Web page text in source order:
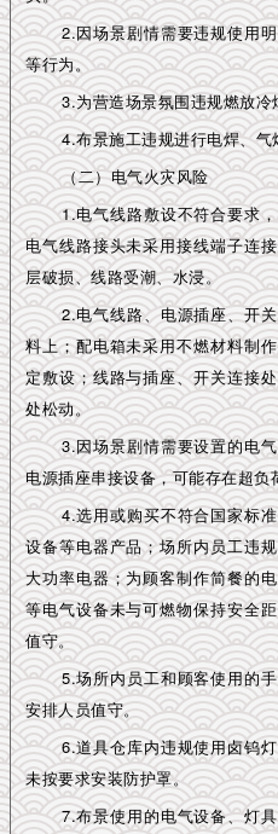
2.因场景剧情需要违规使用
等行为。
3.为营造场景氛围违规燃放
4.布景施工违规进行电焊、
（二）电气火灾风险
1.电气线路敷设不符合要求
电气线路接头未采用接线端子连
层破损、线路受潮、水浸。
2.电气线路、电源插座、开
料上；配电箱未采用不燃材料制
定敷设；线路与插座、开关连接
处松动。
3.因场景剧情需要设置的电
电源插座串接设备，可能存在超负
4.选用或购买不符合国家标
设备等电器产品；场所内员工违
大功率电器；为顾客制作简餐的
等电气设备未与可燃物保持安全
值守。
5.场所内员工和顾客使用的
安排人员值守。
6.道具仓库内违规使用卤钨
未按要求安装防护罩。
7.布景使用的电气设备、灯